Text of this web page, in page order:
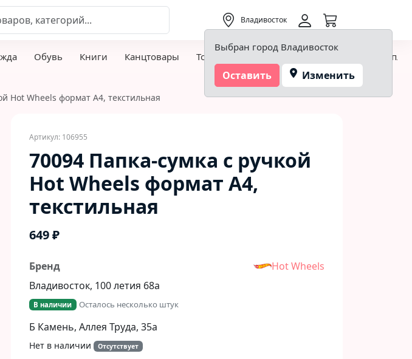
Владивосток
Выбран город Владивосток
Оставить Изменить
Обувь Книги Канцтовары Товары для творчества и хобби Детская
Hot Wheels формат А4, текстильная
Артикул: 106955
70094 Папка-сумка с ручкой
Hot Wheels формат А4,
текстильная
649 ₽
Бренд
Hot Wheels
Владивосток, 100 летия 68а
В наличии Осталось несколько штук
Б Камень, Аллея Труда, 35а
Нет в наличии Отсутствует